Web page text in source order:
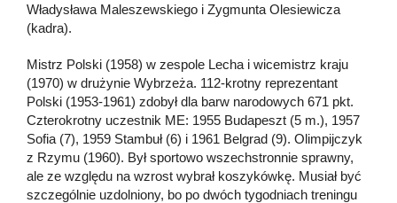
Władysława Maleszewskiego i Zygmunta Olesiewicza
(kadra).
Mistrz Polski (1958) w zespole Lecha i wicemistrz kraju
(1970) w drużynie Wybrzeża. 112-krotny reprezentant
Polski (1953-1961) zdobył dla barw narodowych 671 pkt.
Czterokrotny uczestnik ME: 1955 Budapeszt (5 m.), 1957
Sofia (7), 1959 Stambuł (6) i 1961 Belgrad (9). Olimpijczyk
z Rzymu (1960). Był sportowo wszechstronnie sprawny,
ale ze względu na wzrost wybrał koszykówkę. Musiał być
szczególnie uzdolniony, bo po dwóch tygodniach treningu